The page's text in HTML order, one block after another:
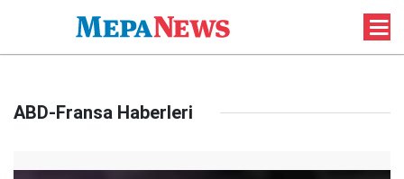
ABD-Fransa Haberleri